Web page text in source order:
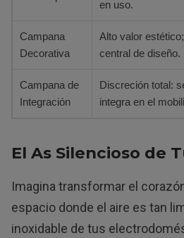
en uso.
Campana
Decorativa
Alto valor
central de diseño.
Campana de
Integración
Discreción total:
integra en el
El As Silencioso de
Imagina transformar el
espacio donde el aire es tan
inoxidable de tus